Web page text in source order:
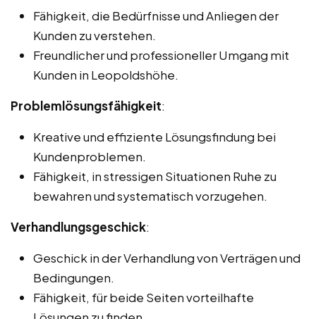
Fähigkeit, die Bedürfnisse und Anliegen der
Kunden zu verstehen.
Freundlicher und professioneller Umgang mit
Kunden in Leopoldshöhe.
Problemlösungsfähigkeit:
Kreative und effiziente Lösungsfindung bei
Kundenproblemen.
Fähigkeit, in stressigen Situationen Ruhe zu
bewahren und systematisch vorzugehen.
Verhandlungsgeschick:
Geschick in der Verhandlung von Verträgen und
Bedingungen.
Fähigkeit, für beide Seiten vorteilhafte